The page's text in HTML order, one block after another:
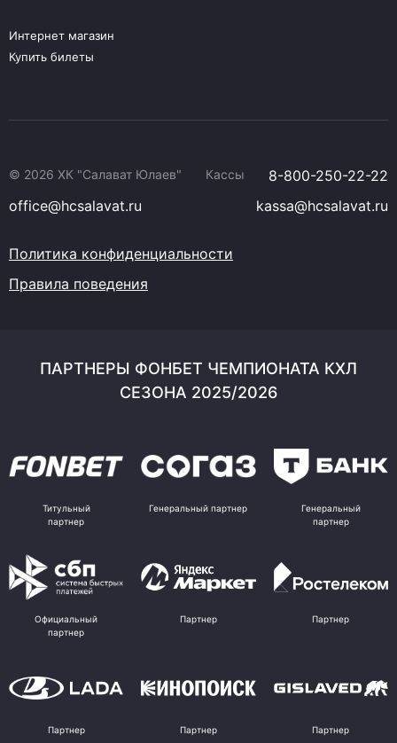
Интернет магазин
Купить билеты
© 2026 ХК "Салават Юлаев" Кассы
8-800-250-22-22
office@hcsalavat.ru
kassa@hcsalavat.ru
Политика конфиденциальности
Правила поведения
ПАРТНЕРЫ ФОНБЕТ ЧЕМПИОНАТА КХЛ
СЕЗОНА 2025/2026
Титульный
партнер
Генеральный партнер
Генеральный
партнер
Официальный
партнер
Партнер Партнер
Партнер Партнер Партнер